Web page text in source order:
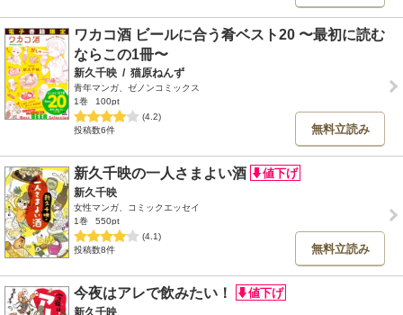
ワカコ酒 ビールに合う肴ベスト20 〜最初に読む
ならこの1冊〜
新久千映 / 猫原ねんず
青年マンガ、ゼノンコミックス
1巻
100pt
(4.2)
投稿数6件
無料立読み
新久千映の一人さまよい酒
新久千映
女性マンガ、コミックエッセイ
1巻
550pt
(4.1)
投稿数8件
無料立読み
今夜はアレで飲みたい！